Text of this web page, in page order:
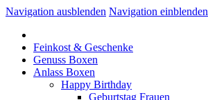
Navigation ausblenden Navigation einblenden
Feinkost & Geschenke
Genuss Boxen
Anlass Boxen
Happy Birthday
Geburtstag Frauen